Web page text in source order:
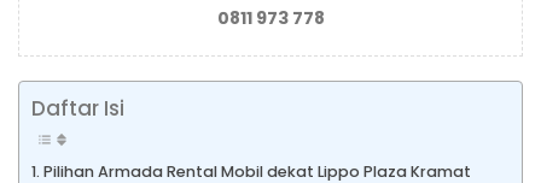
0811 973 778
Daftar Isi
Pilihan Armada Rental Mobil dekat Lippo Plaza Kramat